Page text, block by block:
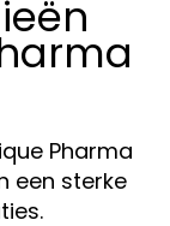
Pharma
een sterke